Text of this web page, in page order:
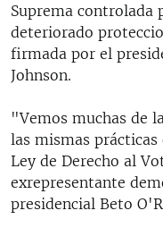
Suprema controlada
deteriorado
firmada por el
Johnson.
"Vemos muchas de
las mismas
Ley de Derecho al
exrepresentante
presidencial Beto